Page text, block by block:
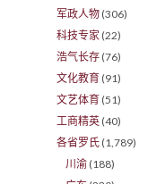
军政人物 (306)
科技专家 (22)
浩气长存 (76)
文化教育 (91)
文艺体育 (51)
工商精英 (40)
各省罗氏 (1,789)
川渝 (188)